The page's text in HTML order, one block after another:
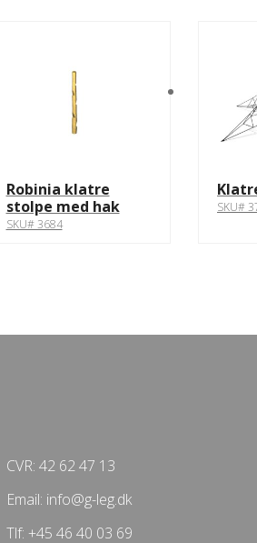
Robinia klatre
stolpe med hak
SKU# 3684
SKU#
CVR: 42 62 47 13
Email: info@g-leg.dk
Tlf: +45 46 40 03 69